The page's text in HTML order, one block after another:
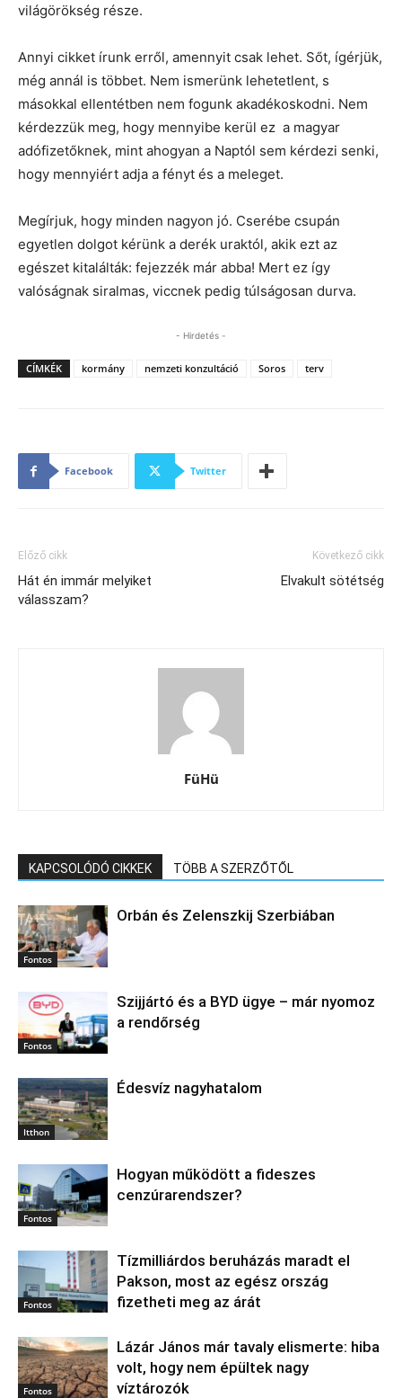
világörökség része.
Annyi cikket írunk erről, amennyit csak lehet. Sőt, ígérjük,
még annál is többet. Nem ismerünk lehetetlent, s
másokkal ellentétben nem fogunk akadékoskodni. Nem
kérdezzük meg, hogy mennyibe kerül ez a magyar
adófizetőknek, mint ahogyan a Naptól sem kérdezi senki,
hogy mennyiért adja a fényt és a meleget.
Megírjuk, hogy minden nagyon jó. Cserébe csupán
egyetlen dolgot kérünk a derék uraktól, akik ezt az
egészet kitalálták: fejezzék már abba! Mert ez így
valóságnak siralmas, viccnek pedig túlságosan durva.
- Hirdetés -
CÍMKÉK kormány nemzeti konzultáció Soros terv
Facebook Twitter
Előző cikk
Hát én immár melyiket
válasszam?
Következő cikk
Elvakult sötétség
FüHü
KAPCSOLÓDÓ CIKKEK TÖBB A SZERZŐTŐL
Fontos
Orbán és Zelenszkij Szerbiában
Fontos
Szijjártó és a BYD ügye – már nyomoz
a rendőrség
Itthon
Édesvíz nagyhatalom
Fontos
Hogyan működött a fideszes
cenzúrarendszer?
Fontos
Tízmilliárdos beruházás maradt el
Pakson, most az egész ország
fizetheti meg az árát
Fontos
Lázár János már tavaly elismerte: hiba
volt, hogy nem épültek nagy
víztározók